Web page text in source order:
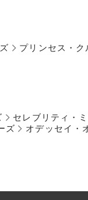
プリンセス・ク
セレブリティ・
ズ オデッセイ・